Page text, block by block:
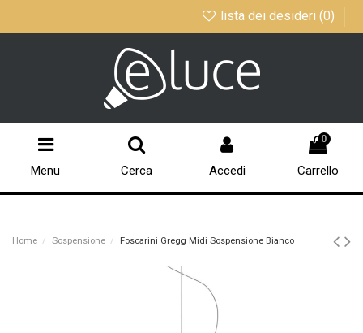
lista dei desideri (0)
Menu Cerca Accedi
0
Carrello
Home Sospensione Foscarini Gregg Midi Sospensione Bianco